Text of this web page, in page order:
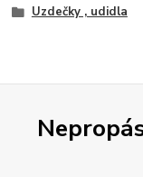
Uzdečky , udidla